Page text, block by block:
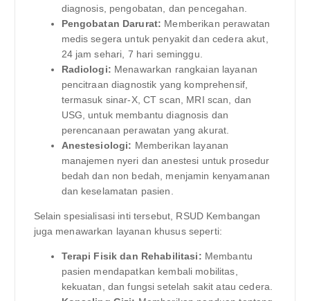
diagnosis, pengobatan, dan pencegahan.
Pengobatan Darurat: Memberikan perawatan
medis segera untuk penyakit dan cedera akut,
24 jam sehari, 7 hari seminggu.
Radiologi: Menawarkan rangkaian layanan
pencitraan diagnostik yang komprehensif,
termasuk sinar-X, CT scan, MRI scan, dan
USG, untuk membantu diagnosis dan
perencanaan perawatan yang akurat.
Anestesiologi: Memberikan layanan
manajemen nyeri dan anestesi untuk prosedur
bedah dan non bedah, menjamin kenyamanan
dan keselamatan pasien.
Selain spesialisasi inti tersebut, RSUD Kembangan
juga menawarkan layanan khusus seperti:
Terapi Fisik dan Rehabilitasi: Membantu
pasien mendapatkan kembali mobilitas,
kekuatan, dan fungsi setelah sakit atau cedera.